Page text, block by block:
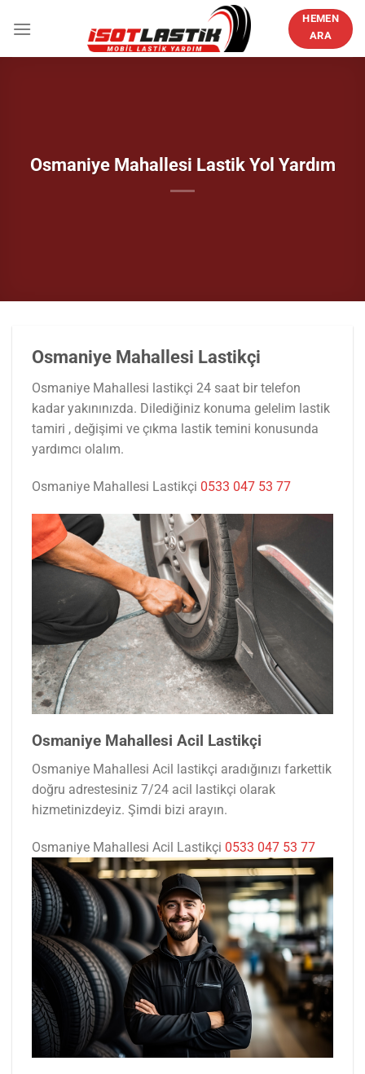
atla
HEMEN
ARA
Osmaniye Mahallesi Lastik Yol Yardım
Osmaniye Mahallesi Lastikçi
Osmaniye Mahallesi lastikçi 24 saat bir telefon
kadar yakınınızda. Dilediğiniz konuma gelelim lastik
tamiri , değişimi ve çıkma lastik temini konusunda
yardımcı olalım.
Osmaniye Mahallesi Lastikçi 0533 047 53 77
Osmaniye Mahallesi Acil Lastikçi
Osmaniye Mahallesi Acil lastikçi aradığınızı farkettik
doğru adrestesiniz 7/24 acil lastikçi olarak
hizmetinizdeyiz. Şimdi bizi arayın.
Osmaniye Mahallesi Acil Lastikçi 0533 047 53 77